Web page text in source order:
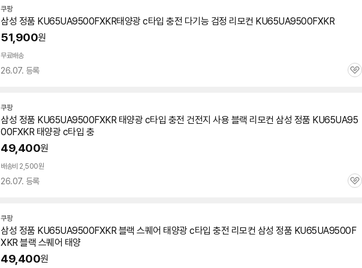
쿠팡
삼성 정품 KU65UA9500FXKR태양광 c타입 충전 다기능 검정 리모컨 KU65UA9500FXKR
51,900원
무료배송
26.07. 등록
관
쿠팡
삼성 정품 KU65UA9500FXKR 태양광 c타입 충전 건전지 사용 블랙 리모컨 삼성 정품 KU65UA95
00FXKR 태양광 c타입 충
49,400원
배송비 2,500원
26.07. 등록
관
쿠팡
삼성 정품 KU65UA9500FXKR 블랙 스퀘어 태양광 c타입 충전 리모컨 삼성 정품 KU65UA9500F
XKR 블랙 스퀘어 태양
49,400원